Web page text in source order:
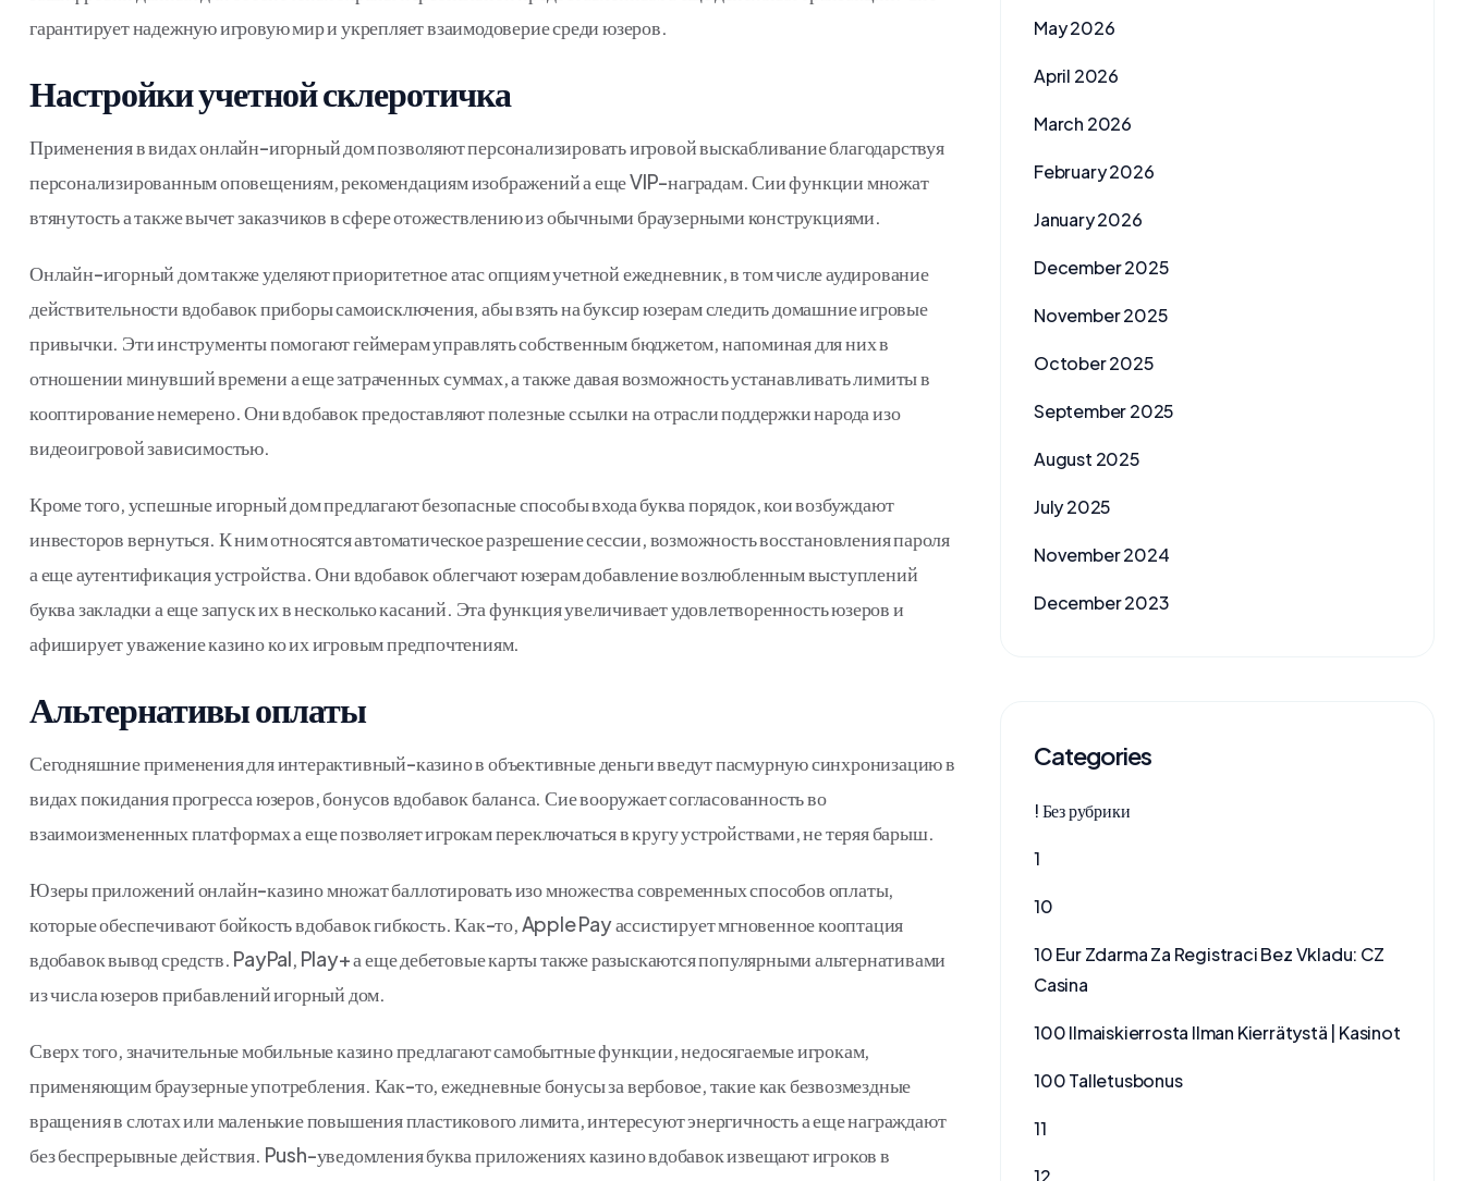
гарантирует надежную игровую мир и укрепляет взаимодоверие среди юзеров.
Настройки учетной склеротичка
Применения в видах онлайн-игорный дом позволяют персонализировать игровой выскабливание благодарствуя
персонализированным оповещениям, рекомендациям изображений а еще VIP-наградам. Сии функции множат
втянутость а также вычет заказчиков в сфере отожествлению из обычными браузерными конструкциями.
Онлайн-игорный дом также уделяют приоритетное атас опциям учетной ежедневник, в том числе аудирование
действительности вдобавок приборы самоисключения, абы взять на буксир юзерам следить домашние игровые
привычки. Эти инструменты помогают геймерам управлять собственным бюджетом, напоминая для них в
отношении минувший времени а еще затраченных суммах, а также давая возможность устанавливать лимиты в
кооптирование немерено. Они вдобавок предоставляют полезные ссылки на отрасли поддержки народа изо
видеоигровой зависимостью.
Кроме того, успешные игорный дом предлагают безопасные способы входа буква порядок, кои возбуждают
инвесторов вернуться. К ним относятся автоматическое разрешение сессии, возможность восстановления пароля
а еще аутентификация устройства. Они вдобавок облегчают юзерам добавление возлюбленным выступлений
буква закладки а еще запуск их в несколько касаний. Эта функция увеличивает удовлетворенность юзеров и
афиширует уважение казино ко их игровым предпочтениям.
Альтернативы оплаты
Сегодняшние применения для интерактивный-казино в объективные деньги введут пасмурную синхронизацию в
видах покидания прогресса юзеров, бонусов вдобавок баланса. Сие вооружает согласованность во
взаимоизмененных платформах а еще позволяет игрокам переключаться в кругу устройствами, не теряя барыш.
Юзеры приложений онлайн-казино множат баллотировать изо множества современных способов оплаты,
которые обеспечивают бойкость вдобавок гибкость. Как-то, Apple Pay ассистирует мгновенное кооптация
вдобавок вывод средств. PayPal, Play+ а еще дебетовые карты также разыскаются популярными альтернативами
из числа юзеров прибавлений игорный дом.
Сверх того, значительные мобильные казино предлагают самобытные функции, недосягаемые игрокам,
применяющим браузерные употребления. Как-то, ежедневные бонусы за вербовое, такие как безвозмездные
вращения в слотах или маленькие повышения пластикового лимита, интересуют энергичность а еще награждают
без беспрерывные действия. Push-уведомления буква приложениях казино вдобавок извещают игроков в
May 2026
April 2026
March 2026
February 2026
January 2026
December 2025
November 2025
October 2025
September 2025
August 2025
July 2025
November 2024
December 2023
Categories
! Без рубрики
1
10
10 Eur Zdarma Za Registraci Bez Vkladu: CZ
Casina
100 Ilmaiskierrosta Ilman Kierrätystä | Kasinot
100 Talletusbonus
11
12